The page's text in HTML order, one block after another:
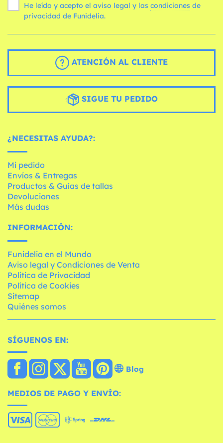
He leído y acepto el aviso legal y las condiciones
privacidad de Funidelia.
ATENCIÓN AL CLIENTE
SIGUE TU PEDIDO
¿NECESITAS AYUDA?:
Mi pedido
Envíos & Entregas
Productos & Guías de tallas
Devoluciones
Más dudas
INFORMACIÓN:
Funidelia en el Mundo
Aviso legal y Condiciones de Venta
Política de Privacidad
Política de Cookies
Sitemap
Quiénes somos
SÍGUENOS EN:
Blog
MEDIOS DE PAGO Y ENVÍO: